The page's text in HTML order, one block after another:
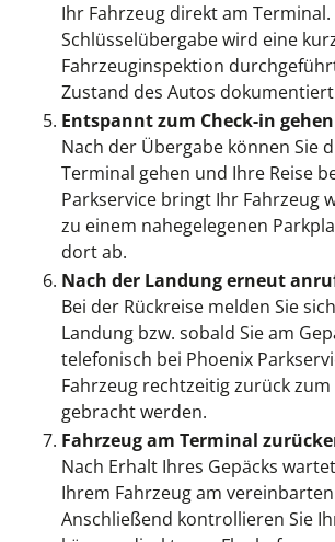
Ihr Fahrzeug direkt am
Schlüsselübergabe wird eine
Fahrzeuginspektion
Zustand des Autos
Entspannt zum Check-in gehen
Nach der Übergabe können Sie
Terminal gehen und Ihre Reise
Parkservice bringt Ihr Fahrzeug
zu einem nahegelegenen
dort ab.
Nach der Landung erneut
Bei der Rückreise melden Sie
Landung bzw. sobald Sie am
telefonisch bei Phoenix
Fahrzeug rechtzeitig zurück
gebracht werden.
Fahrzeug am Terminal
Nach Erhalt Ihres Gepäcks
Ihrem Fahrzeug am
Anschließend kontrollieren Sie